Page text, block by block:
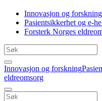
Innovasjon og forskning
Pasientsikkerhet og e-
Forsterk Norges
Innovasjon og forskning
eldreomsorg